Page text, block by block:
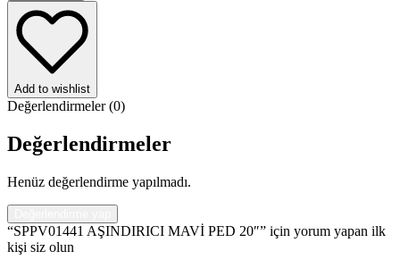
Add to wishlist
Değerlendirmeler (0)
Değerlendirmeler
Henüz değerlendirme yapılmadı.
“SPPV01441 AŞINDIRICI MAVİ PED 20″” için yorum yapan ilk
kişi siz olun